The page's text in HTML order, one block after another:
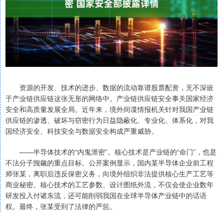
资源的开发、技术的进步、数据的流动靠谱股票配资，无不深嵌
于产业链供应链这张无形的网络中。产业链供应链安全事关国家经济
安全和高质量发展全局。近年来，境外间谍情报机关针对我国产业链
供应链的渗透、破坏与窃密行为日益隐蔽化、专业化、体系化，对我
国经济安全、科技安全与数据安全构成严重威胁。
——半导体技术的“内鬼泄密”。核心技术是产业链的“命门”，也是
不法分子觊觎的重点目标。公开案例显示，国内某半导体企业前工程
师张某，离职后违反保密义务，向境外组织非法提供核心生产工艺等
商业秘密。核心技术的工艺参数、设计图纸外流，不仅会使企业数年
研发投入付诸东流，还可能削弱我国在全球半导体产业链中的话语
权。最终，张某受到了法律的严惩。